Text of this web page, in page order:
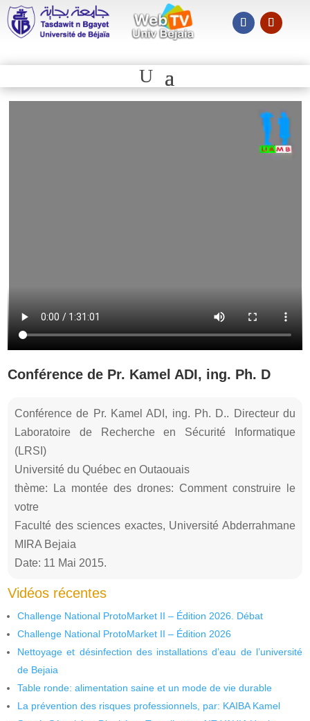
Conférence de Pr. Kamel ADI, ing. Ph. D
Conférence de Pr. Kamel ADI, ing. Ph. D.. Directeur du
Laboratoire de Recherche en Sécurité Informatique
(LRSI)
Université du Québec en Outaouais
thème: La montée des drones: Comment construire le
votre
Faculté des sciences exactes, Université Abderrahmane
MIRA Bejaia
Date: 11 Mai 2015.
Vidéos récentes
Challenge National ProtoMarket II – Édition 2026. Débat
Challenge National ProtoMarket II – Édition 2026
Nettoyage et désinfection des installations d’eau de l’université
de Bejaia
Table ronde: alimentation saine et un mode de vie durable
La prévention des risques professionnels, par: KAIBA Kamel